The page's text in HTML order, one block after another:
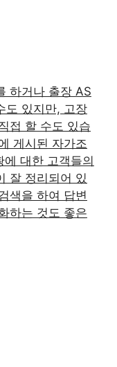
하거나 출장 AS
도 있지만, 고장
접 할 수도 있습
게시된 자가조
에 대한 고객들의
잘 정리되어 있
색을 하여 답변
하는 것도 좋은